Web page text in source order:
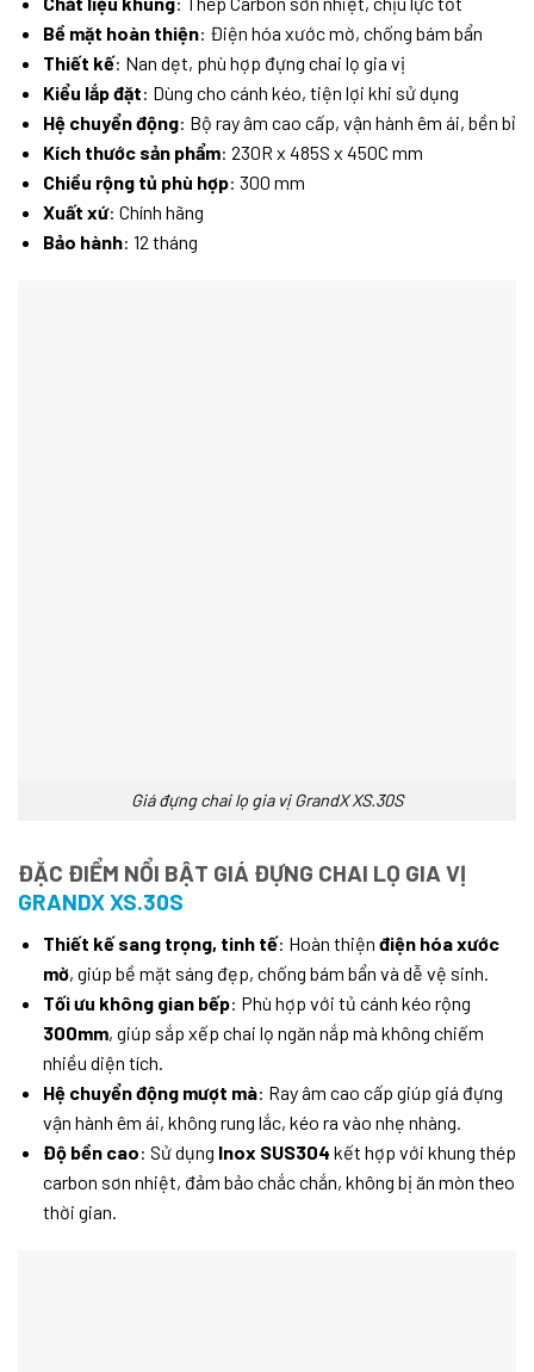
Bề mặt hoàn thiện: Điện hóa xước mờ, chống bám bẩn
Thiết kế: Nan dẹt, phù hợp đựng chai lọ gia vị
Kiểu lắp đặt: Dùng cho cánh kéo, tiện lợi khi sử dụng
Hệ chuyển động: Bộ ray âm cao cấp, vận hành êm ái, bền bỉ
Kích thước sản phẩm: 230R x 485S x 450C mm
Chiều rộng tủ phù hợp: 300 mm
Xuất xứ: Chính hãng
Bảo hành: 12 tháng
Giá đựng chai lọ gia vị GrandX XS.30S
ĐẶC ĐIỂM NỔI BẬT GIÁ ĐỰNG CHAI LỌ GIA VỊ
GRANDX XS.30S
Thiết kế sang trọng, tinh tế: Hoàn thiện điện hóa xước
mờ, giúp bề mặt sáng đẹp, chống bám bẩn và dễ vệ sinh.
Tối ưu không gian bếp: Phù hợp với tủ cánh kéo rộng
300mm, giúp sắp xếp chai lọ ngăn nắp mà không chiếm
nhiều diện tích.
Hệ chuyển động mượt mà: Ray âm cao cấp giúp giá đựng
vận hành êm ái, không rung lắc, kéo ra vào nhẹ nhàng.
Độ bền cao: Sử dụng Inox SUS304 kết hợp với khung thép
carbon sơn nhiệt, đảm bảo chắc chắn, không bị ăn mòn theo
thời gian.